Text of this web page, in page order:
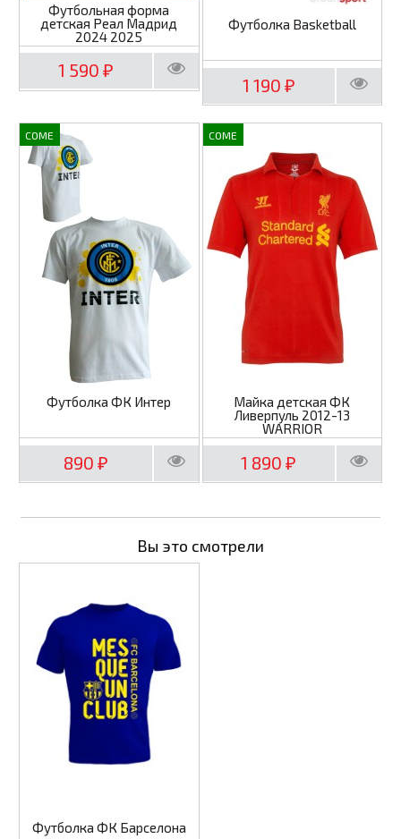
Футбольная форма
детская Реал Мадрид
2024 2025
1 590 ₽
Футболка Basketball
1 190 ₽
COME
Футболка ФК Интер
890 ₽
COME
Майка детская ФК
Ливерпуль 2012-13
WARRIOR
1 890₽
Вы это смотрели
Футболка ФК Барселона